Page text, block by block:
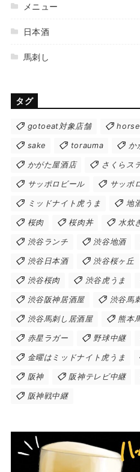
メニュー
日本酒
馬刺し
タグ
gotoeat対象店舗 horse
sake torauma か
かがた屋酒店 さくらス
サッポロビール サッポ
ミッドナイト虎うま 地
桜肉 桜肉丼 水炊
渋谷ランチ 渋谷地酒
渋谷日本酒 渋谷桜ヶ丘
渋谷桜肉 渋谷虎うま
渋谷阪神居酒屋 渋谷馬
渋谷馬刺し居酒屋 熊本
赤星ラガー 野球中継
金曜はミッドナイト虎うま
阪神 阪神テレビ中継
阪神戦中継